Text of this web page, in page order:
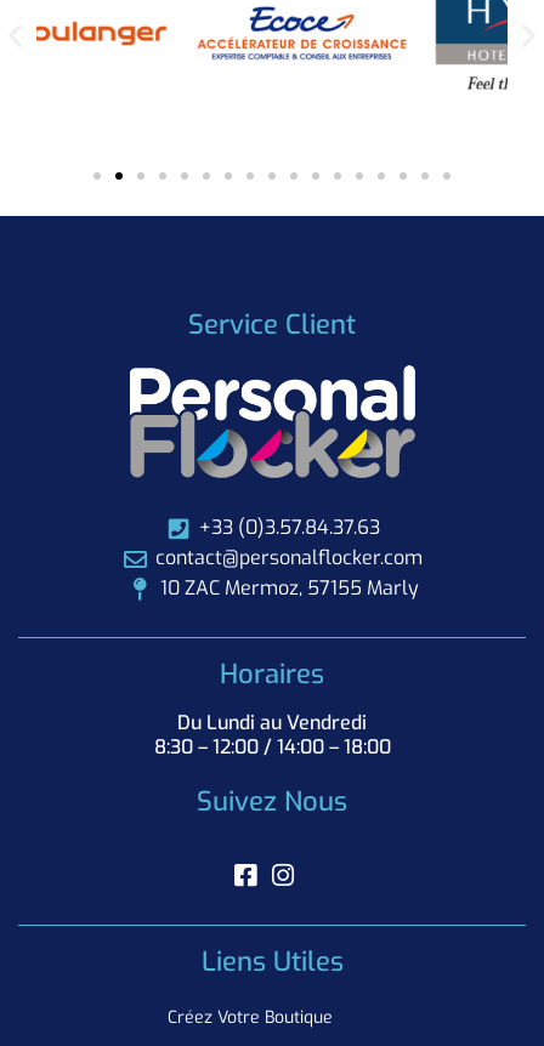
Service Client
+33 (0)3.57.84.37.63
contact@personalflocker.com
10 ZAC Mermoz, 57155 Marly
Horaires
Du Lundi au Vendredi
8:30 – 12:00 / 14:00 – 18:00
Suivez Nous
Liens Utiles
Créez Votre Boutique